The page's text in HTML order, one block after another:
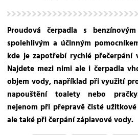
Proudová čerpadla s
spolehlivým a účinným
kde je zapotřebí rychlé přečerpání
Najdete mezi nimi ale i čerpadla
objem vody, například při využití
napouštění toalety nebo
nejenom při přepravě čisté
ale také při čerpání záplavové vody.